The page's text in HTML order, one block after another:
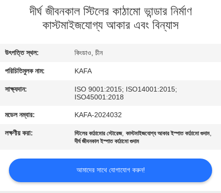
আমাদের
কারখানা
পরিদর্শন
নিয়ন্ত্রণ
সাথে
যোগাযোগ
দীর্ঘ জীবনকাল স্টিলের কাঠামো ভান্ডার নির্মাণ
কাস্টমাইজযোগ্য আকার এবং বিন্যাস
উৎপত্তি স্থল: কিংডাও, চীন
পরিচিতিমুলক নাম: KAFA
সাক্ষ্যদান:
ISO 9001:2015; ISO14001:2015;
ISO45001:2018
মডেল নম্বার: KAFA-2024032
লক্ষণীয় করা: স্টিলের কাঠামোর স্টোরেজ,কাস্টমাইজযোগ্য আকার ইস্পাত কাঠামো গুদাম,
দীর্ঘ জীবনকাল ইস্পাত কাঠামো গুদাম
আমাদের সাথে যোগাযোগ করুন!